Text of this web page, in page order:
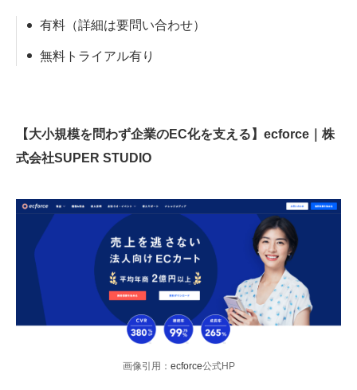
有料（詳細は要問い合わせ）
無料トライアル有り
【大小規模を問わず企業のEC化を支える】ecforce｜株
式会社SUPER STUDIO
画像引用： ecforce公式HP